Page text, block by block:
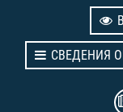
СВЕДЕНИЯ